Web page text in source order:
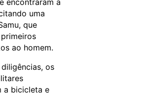
uma
que
ao homem.
os
a bicicleta e